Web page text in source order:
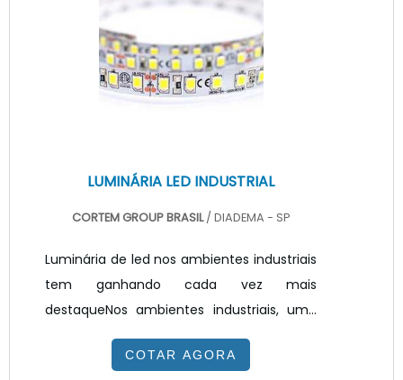
dissipador.INFORMAÇÕES ADICIONAIS SOBRE
O PRODUTOalgumas características
devem ser levadas em consideração ao
se adquirir a fonte para refletor de LED.
LUMINÁRIA LED INDUSTRIAL
CORTEM GROUP BRASIL/ DIADEMA - SP
Luminária de led nos ambientes industriais
tem ganhando cada vez mais
destaqueNos ambientes industriais, uma
das maiores soluções quando se fala
sobre iluminação, é a luminária de led. Elas
COTAR AGORA